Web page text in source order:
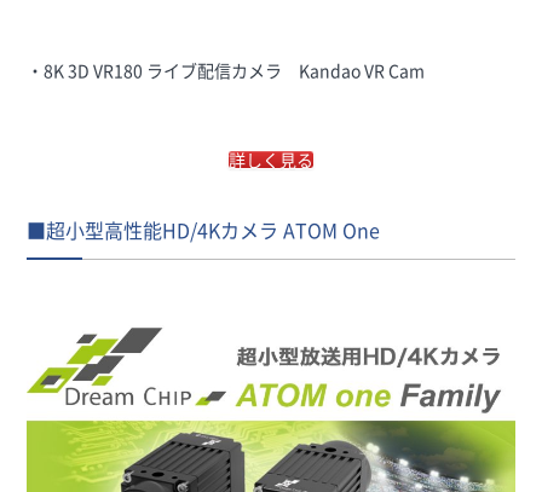
・8K 3D VR180 ライブ配信カメラ Kandao VR Cam
詳しく見る
■超小型高性能HD/4Kカメラ ATOM One